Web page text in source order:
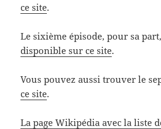
ce site.
Le sixième épisode, pour sa
disponible sur ce site.
Vous pouvez aussi trouver le
ce site.
La page Wikipédia avec la liste